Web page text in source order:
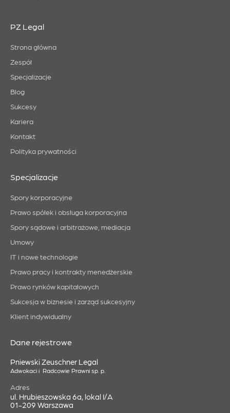
PZ Legal
Strona główna
Zespół
Specjalizacje
Blog
Sukcesy
Kariera
Kontakt
Polityka prywatności
Specjalizacje
Spory korporacyjne
Prawo spółek i obsługa korporacyjna
Spory sądowe i arbitrażowe, mediacja
Umowy
IT i nowe technologie
Prawo pracy i kontrakty menedżerskie
Prawo rynków kapitałowych
Sukcesja w biznesie i zarząd sukcesyjny
Klient indywidualny
Dane rejestrowe
Pniewski Zeuschner Legal
Adwokaci i Radcowie Prawni sp. p.
Adres
ul. Hrubieszowska 6a, lokal I/A
01-209 Warszawa